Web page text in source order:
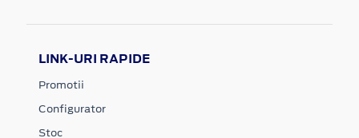
LINK-URI RAPIDE
Promotii
Configurator
Stoc